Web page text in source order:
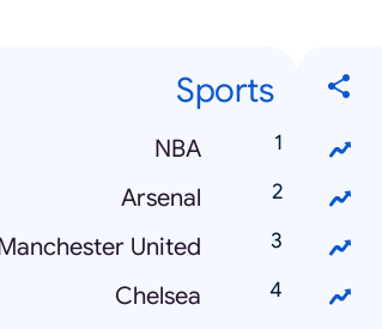
Sports
NBA
Arsenal
United
Chelsea